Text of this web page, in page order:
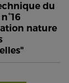
du
nature